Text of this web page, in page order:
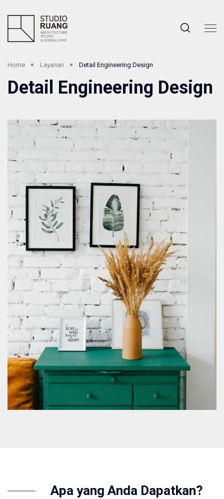
Home Layanan Detail Engineering Design
Detail Engineering Design
Apa yang Anda Dapatkan?